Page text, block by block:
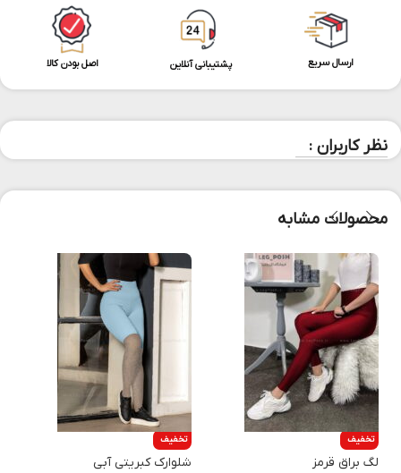
ارسال سریع پشتیبانی آنلاین اصل بودن کالا
نظر کاربران :
محصولات مشابه
تخفیف
لگ براق قرمز
تخفیف
شلوارک کبریتی آبی